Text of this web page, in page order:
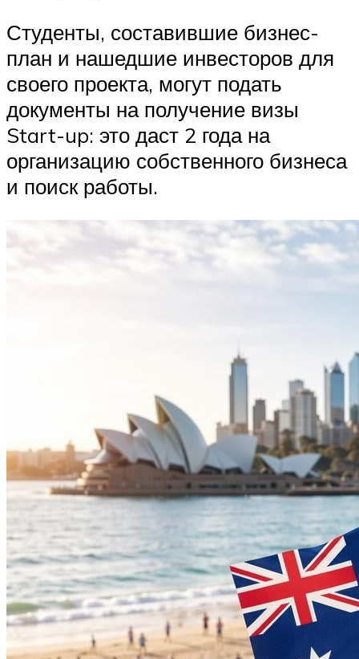
Студенты, составившие бизнес-
план и нашедшие инвесторов для
своего проекта, могут подать
документы на получение визы
Start-up: это даст 2 года на
организацию собственного бизнеса
и поиск работы.